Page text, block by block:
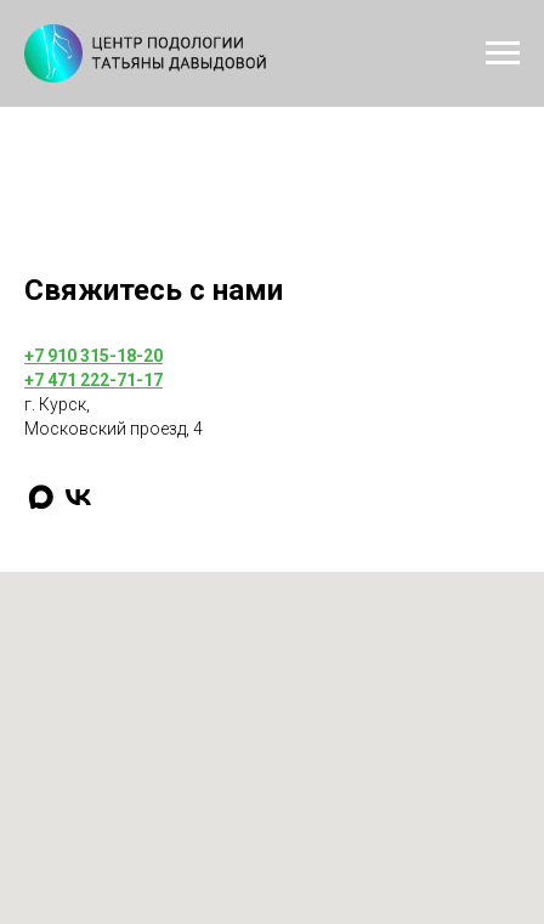
Свяжитесь с нами
+7 910 315-18-20
+7 471 222-71-17
г. Курск,
Московский проезд, 4